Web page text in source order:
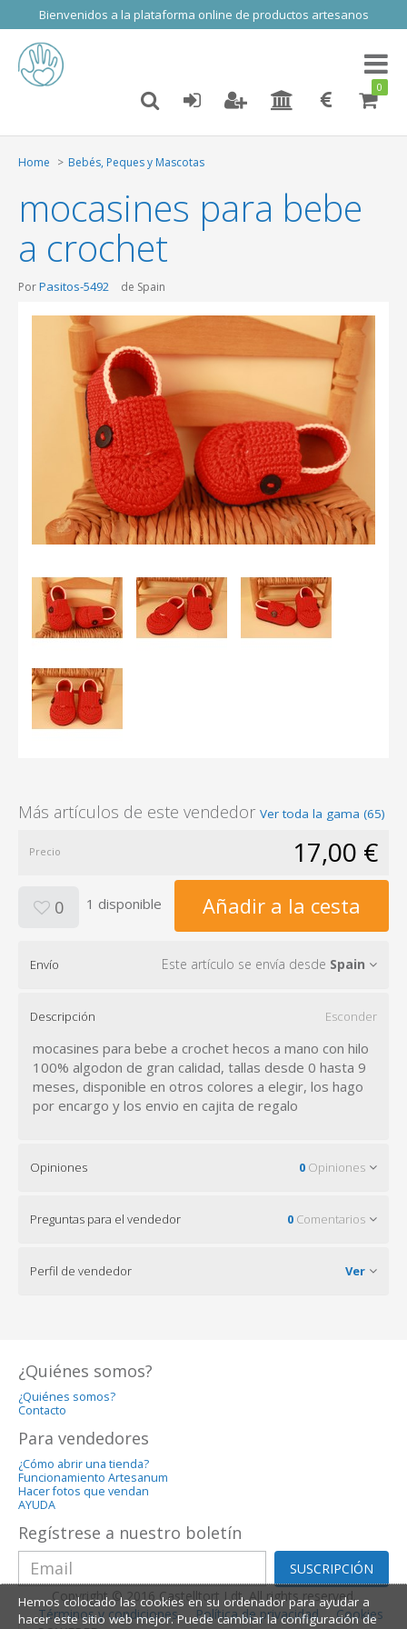
Bienvenidos a la plataforma online de productos artesanos
Toggle
0
Home Bebés, Peques y Mascotas
mocasines para bebe
a crochet
PorPasitos-5492 de Spain
Más artículos de este vendedor Ver toda la gama (65)
Precio 17,00 €
0 1 disponible Añadir a la cesta
Envío Este artículo se envía desde Spain
Descripción Esconder
mocasines para bebe a crochet hecos a mano con hilo
100% algodon de gran calidad, tallas desde 0 hasta 9
meses, disponible en otros colores a elegir, los hago
por encargo y los envio en cajita de regalo
Opiniones 0 Opiniones
Preguntas para el vendedor 0 Comentarios
Perfil de vendedor Ver
¿Quiénes somos?
¿Quiénes somos?
Contacto
Para vendedores
¿Cómo abrir una tienda?
Funcionamiento Artesanum
Hacer fotos que vendan
AYUDA
Regístrese a nuestro boletín
SUSCRIPCIÓN
Copyright © 2016 Castelltort Ldt. All rights reserved.
Términos y condiciones
Política de privacidad
Cookies
Hemos colocado las cookies en su ordenador para ayudar a
hacer este sitio web mejor. Puede cambiar la configuración de